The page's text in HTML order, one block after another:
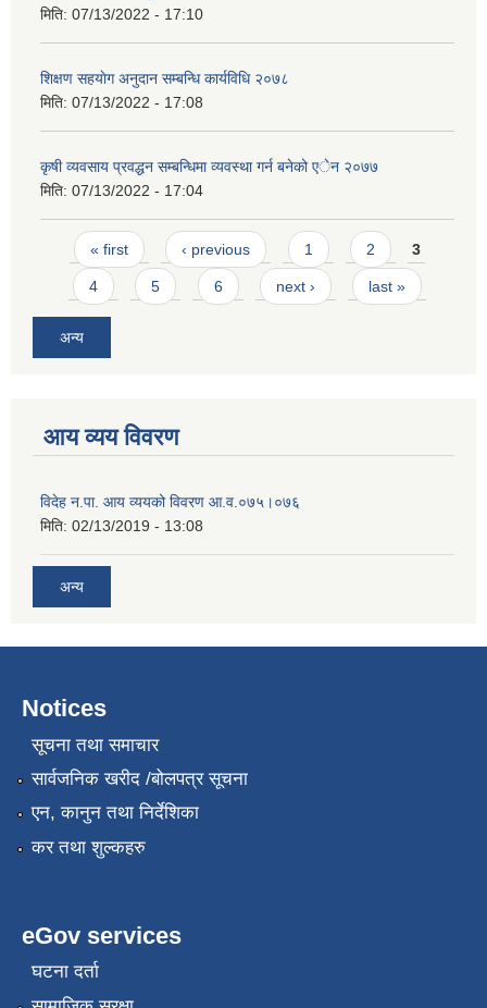
मिति: 07/13/2022 - 17:10
शिक्षण सहयाेग अनुदान सम्बन्धि कार्यविधि २०७८
मिति: 07/13/2022 - 17:08
कृषी व्यवसाय प्रवद्धन सम्बन्धिमा व्यवस्था गर्न बनेको एेन २०७७
मिति: 07/13/2022 - 17:04
Pages
« first ‹ previous 1 2 3
4 5 6 next › last »
अन्य
आय व्यय विवरण
विदेह न.पा. आय व्ययको विवरण आ.व.०७५।०७६
मिति: 02/13/2019 - 13:08
अन्य
Notices
सूचना तथा समाचार
सार्वजनिक खरीद /बोलपत्र सूचना
एन, कानुन तथा निर्देशिका
कर तथा शुल्कहरु
eGov services
घटना दर्ता